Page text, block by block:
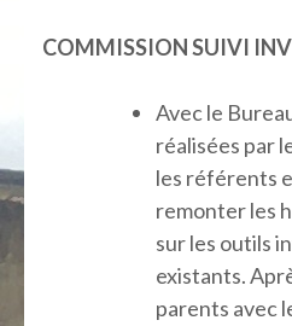
COMMISSION SUIVI
Avec le
réalisées par
les référents
remonter les
sur les outils
existants.
parents avec